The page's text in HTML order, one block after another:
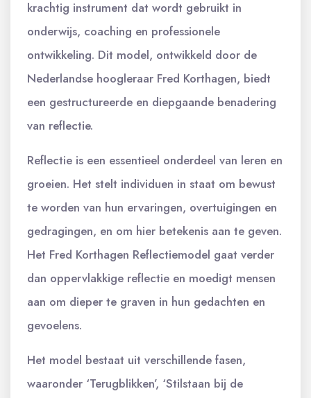
krachtig instrument dat wordt gebruikt in
onderwijs, coaching en professionele
ontwikkeling. Dit model, ontwikkeld door de
Nederlandse hoogleraar Fred Korthagen, biedt
een gestructureerde en diepgaande benadering
van reflectie.
Reflectie is een essentieel onderdeel van leren en
groeien. Het stelt individuen in staat om bewust
te worden van hun ervaringen, overtuigingen en
gedragingen, en om hier betekenis aan te geven.
Het Fred Korthagen Reflectiemodel gaat verder
dan oppervlakkige reflectie en moedigt mensen
aan om dieper te graven in hun gedachten en
gevoelens.
Het model bestaat uit verschillende fasen,
waaronder ‘Terugblikken’, ‘Stilstaan bij de